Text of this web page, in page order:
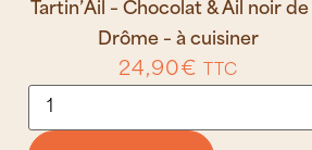
Tartin’Ail – Chocolat & Ail noir de
Drôme – à cuisiner
24,90€ TTC